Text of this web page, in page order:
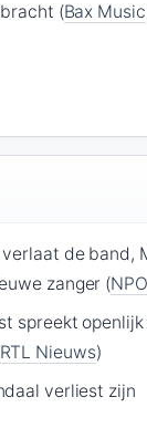
(Bax Music
de band,
zanger (
spreekt
RTL Nieuws)
verliest zijn